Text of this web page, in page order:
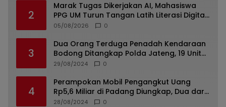
2
Marak Tugas Dikerjakan AI, Mahasiswa
PPG UM Turun Tangan Latih Literasi Digital
di Lumajang
05/08/2026 0
3
Dua Orang Terduga Penadah Kendaraan
Bodong Ditangkap Polda Jateng, 19 Unit
Roda Empat Diamankan
29/08/2024 0
4
Perampokan Mobil Pengangkut Uang
Rp5,6 Miliar di Padang Diungkap, Dua dari
Tiga Tersangka Merupakan Oknum Polisi
28/08/2024 0